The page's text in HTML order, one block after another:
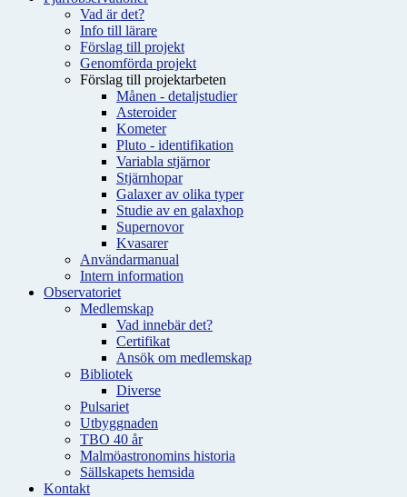
Vad är det?
Info till lärare
Förslag till projekt
Genomförda projekt
Förslag till projektarbeten
Månen - detaljstudier
Asteroider
Kometer
Pluto - identifikation
Variabla stjärnor
Stjärnhopar
Galaxer av olika typer
Studie av en galaxhop
Supernovor
Kvasarer
Användarmanual
Intern information
Observatoriet
Medlemskap
Vad innebär det?
Certifikat
Ansök om medlemskap
Bibliotek
Diverse
Pulsariet
Utbyggnaden
TBO 40 år
Malmöastronomins historia
Sällskapets hemsida
Kontakt